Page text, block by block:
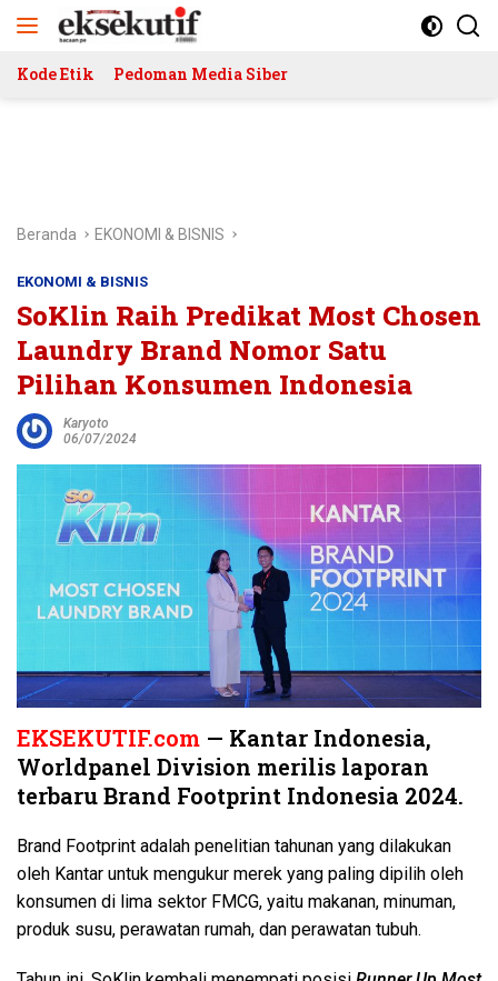
Kode Etik Pedoman Media Siber
Beranda EKONOMI & BISNIS
EKONOMI & BISNIS
SoKlin Raih Predikat Most Chosen
Laundry Brand Nomor Satu
Pilihan Konsumen Indonesia
Karyoto
06/07/2024
EKSEKUTIF.com — Kantar Indonesia,
Worldpanel Division merilis laporan
terbaru Brand Footprint Indonesia 2024.
Brand Footprint adalah penelitian tahunan yang dilakukan
oleh Kantar untuk mengukur merek yang paling dipilih oleh
konsumen di lima sektor FMCG, yaitu makanan, minuman,
produk susu, perawatan rumah, dan perawatan tubuh.